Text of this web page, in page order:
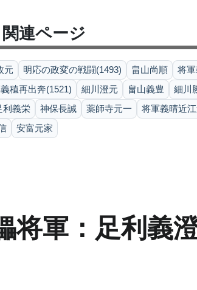
関連ページ
元 明応の政変の戦闘(1493) 畠山尚順
将
稙再出奔(1521) 細川澄元 畠山義豊
細川
利義栄 神保長誠 薬師寺元一
将軍義晴近
安富元家
将軍：足利義